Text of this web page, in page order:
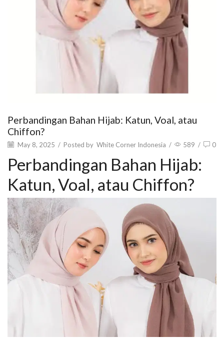
Perbandingan Bahan Hijab: Katun, Voal, atau
Chiffon?
May 8, 2025 / Posted by White Corner Indonesia / 589 / 0
Perbandingan Bahan Hijab:
Katun, Voal, atau Chiffon?